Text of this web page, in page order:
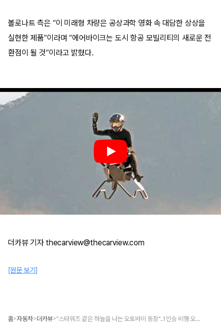
볼로나트 측은 “이 미래형 차량은 공상과학 영화 속 대담한 상상을
실현한 제품”이라며 “에어바이크는 도시 항공 모빌리티의 새로운 전
환점이 될 것”이라고 밝혔다.
더카뷰 기자 thecarview@thecarview.com
[원문 보기]
홈>자동차>더카뷰> "스타워즈 같은 하늘을 나는 오토바이 등장"..1인승 비행 오토바이 의심했지만 영상까지 공개